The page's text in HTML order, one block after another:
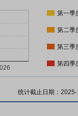
第一季
第二季
第三季
第四季
统计截止日期：